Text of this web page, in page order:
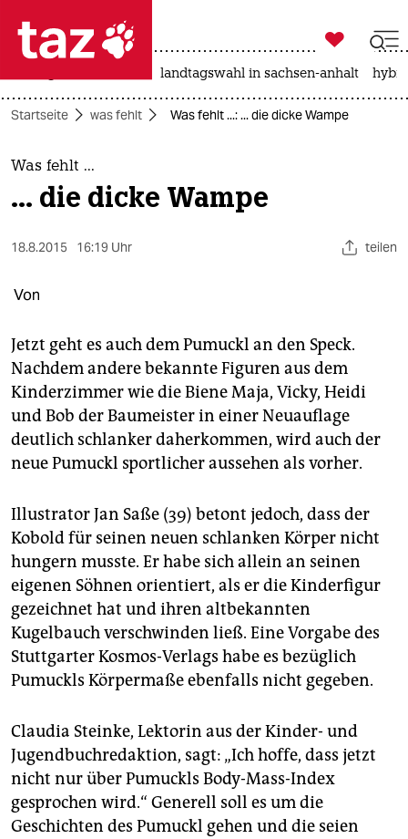
 taz zahl ich
taz zahl ich
themen
politik
öko
gesellschaft
sport
berlin
nord
verlag
verlag
veranstaltungen
shop
fragen & hilfe
abo
genossenschaft
epaper login

taz zahl ich
landtagswahl in sachsen-anhalt
Startseite was fehlt Was fehlt ...: ... die dicke Wampe
Was fehlt ...
... die dicke Wampe
18.8.2015 16:19 Uhr teilen
Von
Jetzt geht es auch dem Pumuckl an den Speck.
Nachdem andere bekannte Figuren aus dem
Kinderzimmer wie die Biene Maja, Vicky, Heidi
und Bob der Baumeister in einer Neuauflage
deutlich schlanker daherkommen, wird auch der
neue Pumuckl sportlicher aussehen als vorher.
Illustrator Jan Saße (39) betont jedoch, dass der
Kobold für seinen neuen schlanken Körper nicht
hungern musste. Er habe sich allein an seinen
eigenen Söhnen orientiert, als er die Kinderfigur
gezeichnet hat und ihren altbekannten
Kugelbauch verschwinden ließ. Eine Vorgabe des
Stuttgarter Kosmos-Verlags habe es bezüglich
Pumuckls Körpermaße ebenfalls nicht gegeben.
Claudia Steinke, Lektorin aus der Kinder- und
Jugendbuchredaktion, sagt: „Ich hoffe, dass jetzt
nicht nur über Pumuckls Body-Mass-Index
gesprochen wird.“ Generell soll es um die
Geschichten des Pumuckl gehen und die seien